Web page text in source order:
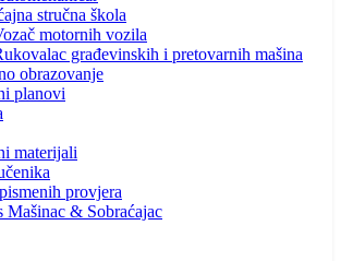
stručna škola
motornih vozila
građevinskih i pretovarnih mašina
obrazovanje
planovi
materijali
provjera
Mašinac & Sobraćajac